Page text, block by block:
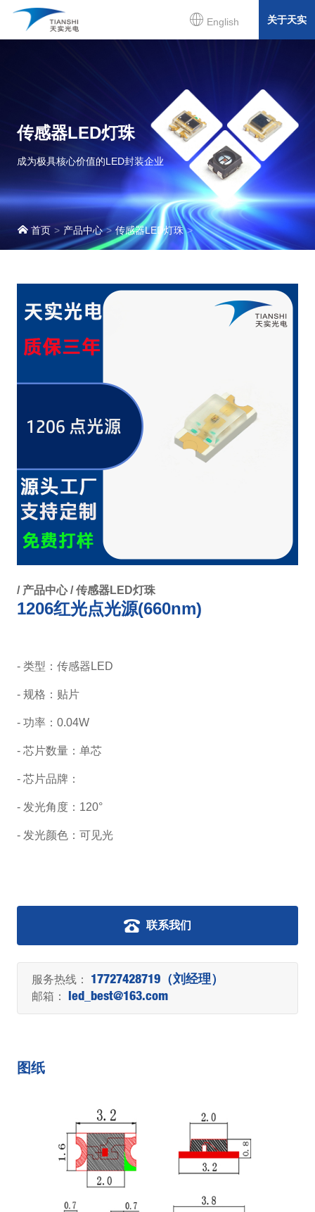
English 关于天实
传感器LED灯珠
成为极具核心价值的LED封装企业
首页 产品中心 传感器LED灯珠
/ 产品中心/传感器LED灯珠
1206红光点光源(660nm)
- 类型：传感器LED
- 规格：贴片
- 功率：0.04W
- 芯片数量：单芯
- 芯片品牌：
- 发光角度：120°
- 发光颜色：可见光
联系我们
服务热线： 17727428719（刘经理）
邮箱： led_best@163.com
图纸